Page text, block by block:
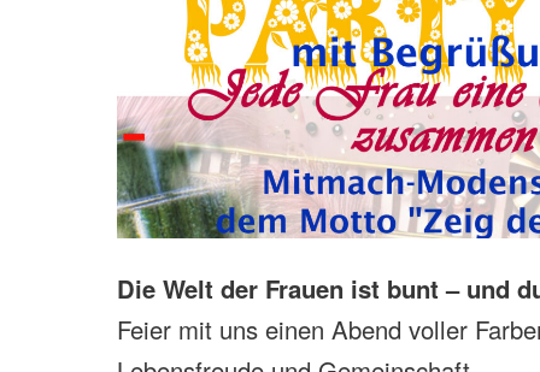
Die Welt der Frauen ist bunt – und
Feier mit uns einen Abend voller